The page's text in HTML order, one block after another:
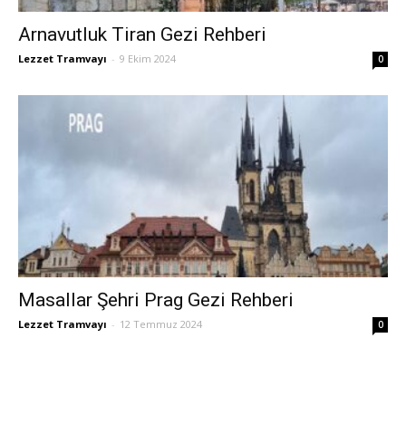
Arnavutluk Tiran Gezi Rehberi
Lezzet Tramvayı - 9 Ekim 2024 0
Masallar Şehri Prag Gezi Rehberi
Lezzet Tramvayı - 12 Temmuz 2024 0